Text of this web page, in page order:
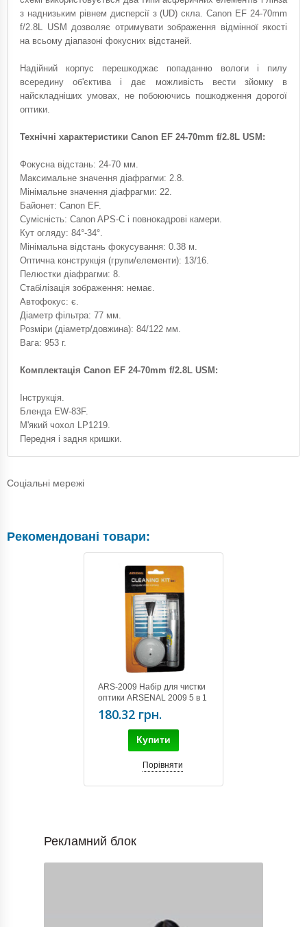
з наднизьким рівнем дисперсії з (UD) скла. Canon EF 24-70mm
f/2.8L USM дозволяє отримувати зображення відмінної якості
на всьому діапазоні фокусних відстаней.
Надійний корпус перешкоджає попаданню вологи і пилу
всередину об'єктива і дає можливість вести зйомку в
найскладніших умовах, не побоюючись пошкодження дорогої
оптики.
Технічні характеристики Canon EF 24-70mm f/2.8L USM:
Фокусна відстань: 24-70 мм.
Максимальне значення діафрагми: 2.8.
Мінімальне значення діафрагми: 22.
Байонет: Canon EF.
Сумісність: Canon APS-C і повнокадрові камери.
Кут огляду: 84°-34°.
Мінімальна відстань фокусування: 0.38 м.
Оптична конструкція (групи/елементи): 13/16.
Пелюстки діафрагми: 8.
Стабілізація зображення: немає.
Автофокус: є.
Діаметр фільтра: 77 мм.
Розміри (діаметр/довжина): 84/122 мм.
Вага: 953 г.
Комплектація Canon EF 24-70mm f/2.8L USM:
Інструкція.
Бленда EW-83F.
М'який чохол LP1219.
Передня і задня кришки.
Соціальні мережі
Рекомендовані товари:
ARS-2009 Набір для чистки
оптики ARSENAL 2009 5 в 1
180.32 грн.
Купити
Порівняти
Рекламний блок